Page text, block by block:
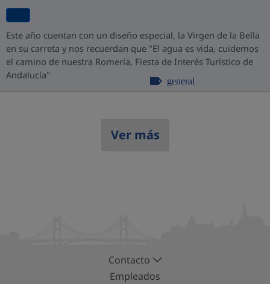
Este año cuentan con un diseño especial, la Virgen de la Bella
en su carreta y nos recuerdan que "El agua es vida, cuidemos
el camino de nuestra Romería, Fiesta de Interés Turístico de
Andalucía"
general
Ver más
Contacto
Empleados